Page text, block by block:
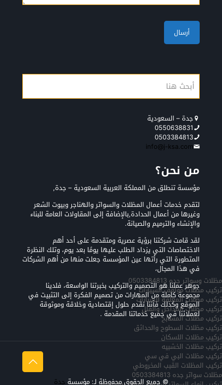
جدة – السعودية
0550638831
0503384813
info@j-ksa.com
من نحن؟
مؤسسة تنطلق من المملكة العربية السعودية – جدة,
لتقدم خدمات أعمال المظلات والسواتر والهناجر وبيوت الشعر
وغيرها من أعمال الحدادة,بالإضافة إلى المقاولات العامة للبناء
والإنشاء والترميم والصيانة.
لقد قامت شركتنا برؤية عصرية ومتقدمة على أحد أهم
الاختصاصات التي يزداد الطلب عليها يومًا بعد يوم، وتلك النظرة
المتطورة التي رأتها عين المؤسسة جعلت منها من أهم الشركات
في هذا المجال،
جوهر عملنا هو التصميم والتركيب بخبرتنا الواسعة، فلدينا
مجموعة كاملة من المهارات من تصميم الفكرة إلى التثبيت في
الموقع وكذلك فأننا نقدم حلول إقتصادية وخلاقة وموثوقة
لعملائنا في جميع خدماتنا المقدمة .
© جميع الحقوق محفوظة لـ: مؤسسة جدة
مظلات وسواتر جده 0503384813
تركيب مظلات مواقف السيارات
تركيب مظلات المعلقه للسيارات
تركيب مظلات المداخل والفلل
تركيب مظلات المسابح
تركيب مظلات السطوح والحدائق
تركيب مظلات اللسكان
تركيب مظلات الخشبيه
تركيب مظلات البي في سي
تركيب المظلات القبب المخروطي
مظلات سواتر جده 0503384813